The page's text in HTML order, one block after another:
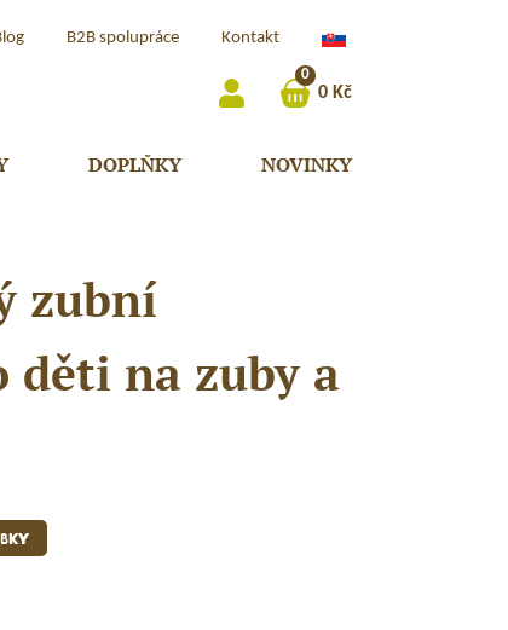
B2B spolupráce Kontakt
0
0 Kč
DOPLŇKY NOVINKY
zubní
děti na zuby a